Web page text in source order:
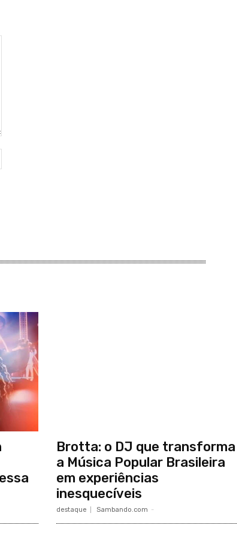
Brotta: o DJ que transforma
a Música Popular Brasileira
em experiências
inesquecíveis
destaque Sambando.com -